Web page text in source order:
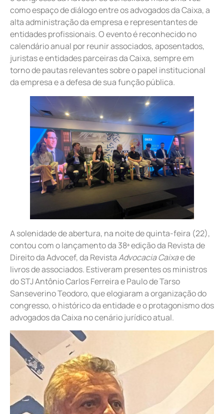
como espaço de diálogo entre os advogados da Caixa, a
alta administração da empresa e representantes de
entidades profissionais. O evento é reconhecido no
calendário anual por reunir associados, aposentados,
juristas e entidades parceiras da Caixa, sempre em
torno de pautas relevantes sobre o papel institucional
da empresa e a defesa de sua função pública.
A solenidade de abertura, na noite de quinta-feira (22),
contou com o lançamento da 38ª edição da Revista de
Direito da Advocef, da RevistaAdvocacia Caixae de
livros de associados. Estiveram presentes os ministros
do STJ Antônio Carlos Ferreira e Paulo de Tarso
Sanseverino Teodoro, que elogiaram a organização do
congresso, o histórico da entidade e o protagonismo dos
advogados da Caixa no cenário jurídico atual.